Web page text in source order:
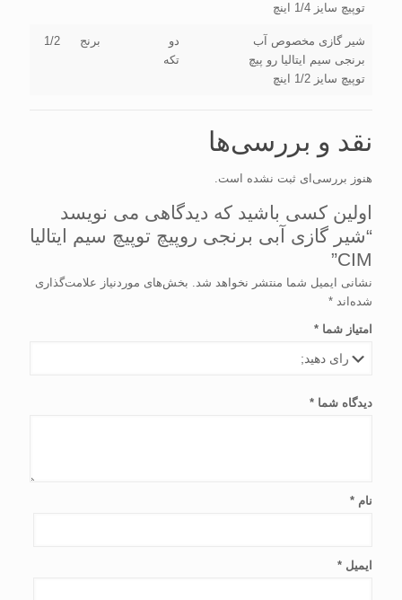
توپیچ سایز 1/4 اینچ
شیر گازی مخصوص آب
برنجی سیم ایتالیا رو پیچ
توپیچ سایز 1/2 اینچ
دو
تکه
برنج 1/2
نقد و بررسی‌ها
هنوز بررسی‌ای ثبت نشده است.
اولین کسی باشید که دیدگاهی می نویسد
“شیر گازی آبی برنجی روپیچ توپیچ سیم ایتالیا
CIM”
نشانی ایمیل شما منتشر نخواهد شد. بخش‌های موردنیاز علامت‌گذاری
شده‌اند *
امتیاز شما *
دیدگاه شما *
نام *
ایمیل *